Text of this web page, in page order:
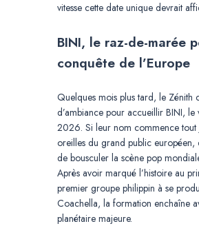
vitesse cette date unique devrait
BINI, le raz-de-marée
conquête de l’Europe
Quelques mois plus tard, le Zénith
d’ambiance pour accueillir BINI,
2026. Si leur nom commence tout
oreilles du grand public européen,
de bousculer la scène pop
Après avoir marqué l’histoire au
premier groupe philippin à se
Coachella, la formation enchaîne
planétaire majeure.